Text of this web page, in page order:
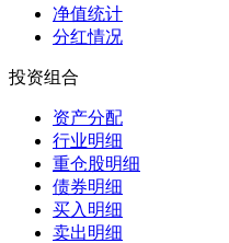
净值统计
分红情况
投资组合
资产分配
行业明细
重仓股明细
债券明细
买入明细
卖出明细